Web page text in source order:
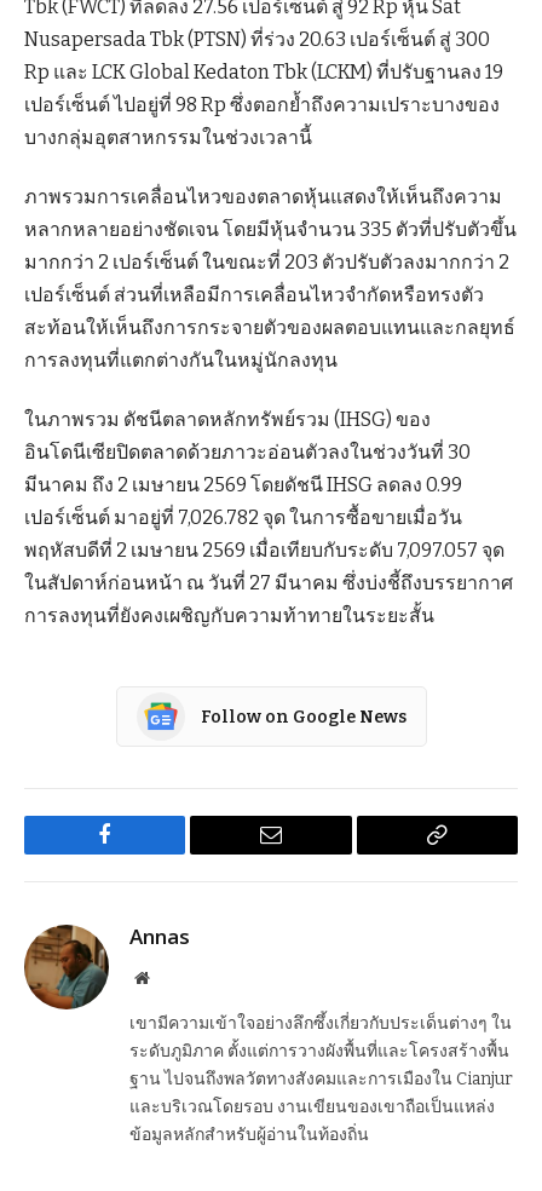
Tbk (FWCT) ที่ลดลง 27.56 เปอร์เซ็นต์ สู่ 92 Rp หุ้น Sat
Nusapersada Tbk (PTSN) ที่ร่วง 20.63 เปอร์เซ็นต์ สู่ 300
Rp และ LCK Global Kedaton Tbk (LCKM) ที่ปรับฐานลง 19
เปอร์เซ็นต์ ไปอยู่ที่ 98 Rp ซึ่งตอกย้ำถึงความเปราะบางของ
บางกลุ่มอุตสาหกรรมในช่วงเวลานี้
ภาพรวมการเคลื่อนไหวของตลาดหุ้นแสดงให้เห็นถึงความ
หลากหลายอย่างชัดเจน โดยมีหุ้นจำนวน 335 ตัวที่ปรับตัวขึ้น
มากกว่า 2 เปอร์เซ็นต์ ในขณะที่ 203 ตัวปรับตัวลงมากกว่า 2
เปอร์เซ็นต์ ส่วนที่เหลือมีการเคลื่อนไหวจำกัดหรือทรงตัว
สะท้อนให้เห็นถึงการกระจายตัวของผลตอบแทนและกลยุทธ์
การลงทุนที่แตกต่างกันในหมู่นักลงทุน
ในภาพรวม ดัชนีตลาดหลักทรัพย์รวม (IHSG) ของ
อินโดนีเซียปิดตลาดด้วยภาวะอ่อนตัวลงในช่วงวันที่ 30
มีนาคม ถึง 2 เมษายน 2569 โดยดัชนี IHSG ลดลง 0.99
เปอร์เซ็นต์ มาอยู่ที่ 7,026.782 จุด ในการซื้อขายเมื่อวัน
พฤหัสบดีที่ 2 เมษายน 2569 เมื่อเทียบกับระดับ 7,097.057 จุด
ในสัปดาห์ก่อนหน้า ณ วันที่ 27 มีนาคม ซึ่งบ่งชี้ถึงบรรยากาศ
การลงทุนที่ยังคงเผชิญกับความท้าทายในระยะสั้น
Follow on Google News
Facebook Email
Copy
Annas
Website
เขามีความเข้าใจอย่างลึกซึ้งเกี่ยวกับประเด็นต่างๆ ใน
ระดับภูมิภาค ตั้งแต่การวางผังพื้นที่และโครงสร้างพื้น
ฐาน ไปจนถึงพลวัตทางสังคมและการเมืองใน Cianjur
และบริเวณโดยรอบ งานเขียนของเขาถือเป็นแหล่ง
ข้อมูลหลักสำหรับผู้อ่านในท้องถิ่น